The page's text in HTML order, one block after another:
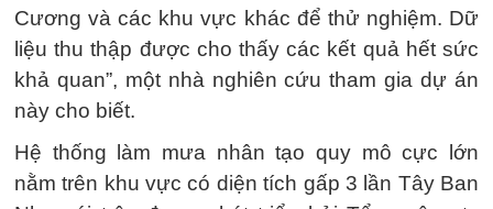
Cương và các khu vực khác để thử nghiệm. Dữ
liệu thu thập được cho thấy các kết quả hết sức
khả quan”, một nhà nghiên cứu tham gia dự án
này cho biết.
Hệ thống làm mưa nhân tạo quy mô cực lớn
nằm trên khu vực có diện tích gấp 3 lần Tây Ban